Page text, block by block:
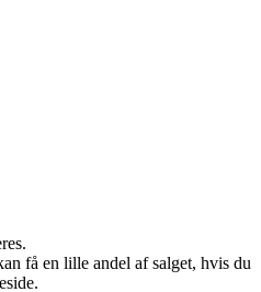
få en lille andel af salget, hvis du